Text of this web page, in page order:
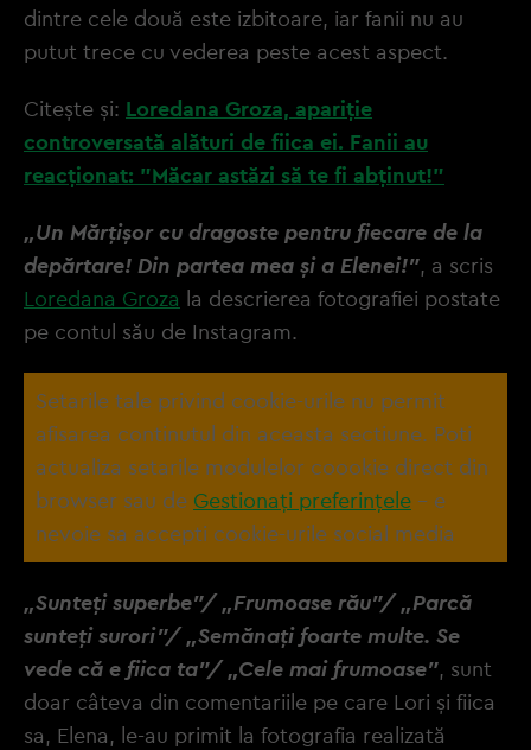
dintre cele două este izbitoare, iar fanii nu au
putut trece cu vederea peste acest aspect.
Citește și: Loredana Groza, apariție
controversată alături de fiica ei. Fanii au
reacționat: ”Măcar astăzi să te fi abținut!”
„Un Mărțișor cu dragoste pentru fiecare de la
depărtare! Din partea mea și a Elenei!”, a scris
Loredana Groza la descrierea fotografiei postate
pe contul său de Instagram.
Setarile tale privind cookie-urile nu permit
afisarea continutul din aceasta sectiune. Poti
actualiza setarile modulelor coookie direct din
browser sau de Gestionați preferințele – e
nevoie sa accepti cookie-urile social media
„Sunteți superbe”/ „Frumoase rău”/ „Parcă
sunteți surori”/ „Semănați foarte multe. Se
vede că e fiica ta”/ „Cele mai frumoase”, sunt
doar câteva din comentariile pe care Lori și fiica
sa, Elena, le-au primit la fotografia realizată